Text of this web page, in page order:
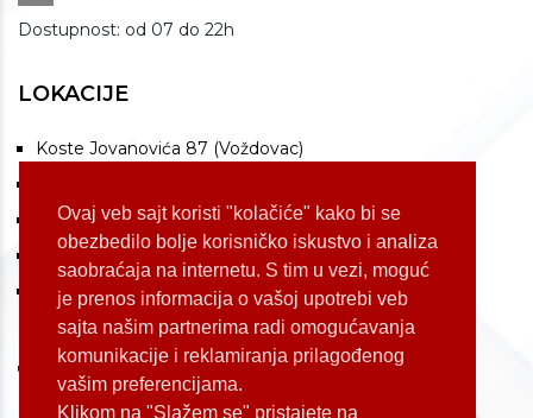
Ovaj veb sajt koristi "kolačiće" kako bi se
obezbedilo bolje korisničko iskustvo i analiza
saobraćaja na internetu. S tim u vezi, moguć
je prenos informacija o vašoj upotrebi veb
sajta našim partnerima radi omogućavanja
komunikacije i reklamiranja prilagođenog
vašim preferencijama.
Klikom na "Slažem se" pristajete na
Dostupnost: od 07 do 22h
LOKACIJE
Koste Jovanovića 87 (Voždovac)
Bulevar Oslobođenja 165 (Voždovac)
Kneginje Zorke 7 (Slavija)
Palmira Toljatija 1 (Novi Beograd)